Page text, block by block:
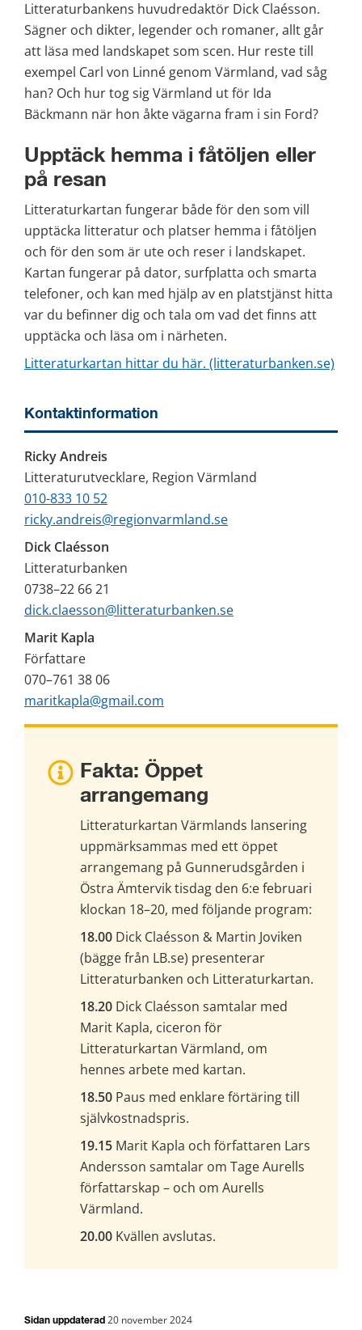
Litteraturbankens huvudredaktör Dick Claésson.
Sägner och dikter, legender och romaner, allt går
att läsa med landskapet som scen. Hur reste till
exempel Carl von Linné genom Värmland, vad såg
han? Och hur tog sig Värmland ut för Ida
Bäckmann när hon åkte vägarna fram i sin Ford?
Upptäck hemma i fåtöljen eller
på resan
Litteraturkartan fungerar både för den som vill
upptäcka litteratur och platser hemma i fåtöljen
och för den som är ute och reser i landskapet.
Kartan fungerar på dator, surfplatta och smarta
telefoner, och kan med hjälp av en platstjänst hitta
var du befinner dig och tala om vad det finns att
upptäcka och läsa om i närheten.
Litteraturkartan hittar du här. (litteraturbanken.se)
Kontaktinformation
Ricky Andreis
Litteraturutvecklare, Region Värmland
010-833 10 52
ricky.andreis@regionvarmland.se
Dick Claésson
Litteraturbanken
0738–22 66 21
dick.claesson@litteraturbanken.se
Marit Kapla
Författare
070–761 38 06
maritkapla@gmail.com
Fakta: Öppet
arrangemang
Litteraturkartan Värmlands lansering
uppmärksammas med ett öppet
arrangemang på Gunnerudsgården i
Östra Ämtervik tisdag den 6:e februari
klockan 18–20, med följande program:
18.00 Dick Claésson & Martin Joviken
(bägge från LB.se) presenterar
Litteraturbanken och Litteraturkartan.
18.20 Dick Claésson samtalar med
Marit Kapla, ciceron för
Litteraturkartan Värmland, om
hennes arbete med kartan.
18.50 Paus med enklare förtäring till
självkostnadspris.
19.15 Marit Kapla och författaren Lars
Andersson samtalar om Tage Aurells
författarskap – och om Aurells
Värmland.
20.00 Kvällen avslutas.
Sidan uppdaterad 20 november 2024